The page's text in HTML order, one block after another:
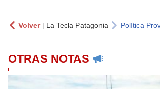
Volver| La Tecla Patagonia Política
OTRAS NOTAS